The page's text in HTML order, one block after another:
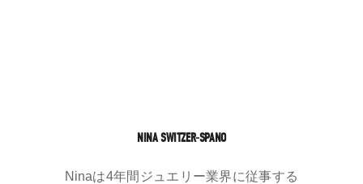
NINA SWITZER-SPANO
Ninaは4年間ジュエリー業界に従事する